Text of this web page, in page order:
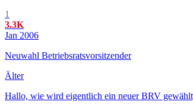
1
3.3K
Jan 2006
Neuwahl Betriebsratsvorsitzender
Älter
Hallo, wie wird eigentlich ein neuer BRV